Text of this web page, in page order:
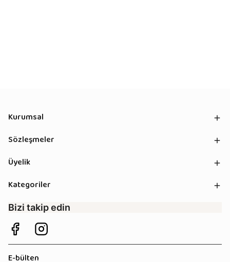
Kurumsal
Sözleşmeler
Üyelik
Kategoriler
Bizi takip edin
E-bülten